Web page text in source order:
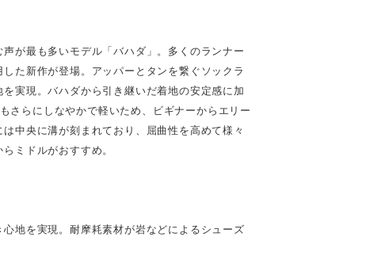
が最も多いモデル「バハダ」。多くのランナー
た新作が登場。アッパーとタンを繋ぐソックラ
実現。バハダから引き継いだ着地の安定感に加
さらにしなやかで軽いため、ビギナーからエリー
中央に溝が刻まれており、屈曲性を高めて様々
ミドルがおすすめ。
地を実現。耐摩耗素材が岩などによるシューズ